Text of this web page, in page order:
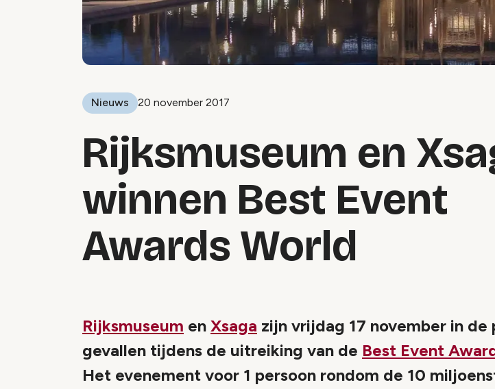
Nieuws 20 november 2017
Rijksmuseum en
winnen Best Event
Awards World
Rijksmuseum en Xsaga zijn vrijdag 17 november in de
gevallen tijdens de uitreiking van de Best Event
Het evenement voor 1 persoon rondom de 10